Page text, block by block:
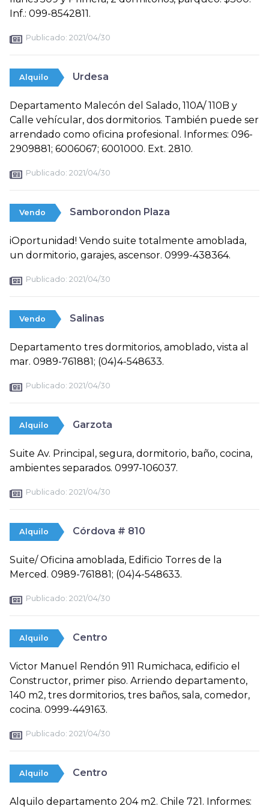
Inf.: 099-8542811.
Publicado: 2021/04/30
Alquilo Urdesa
Departamento Malecón del Salado, 110A/ 110B y
Calle vehícular, dos dormitorios. También puede ser
arrendado como oficina profesional. Informes: 096-
2909881; 6006067; 6001000. Ext. 2810.
Publicado: 2021/04/30
Vendo Samborondon Plaza
iOportunidad! Vendo suite totalmente amoblada,
un dormitorio, garajes, ascensor. 0999-438364.
Publicado: 2021/04/30
Vendo Salinas
Departamento tres dormitorios, amoblado, vista al
mar. 0989-761881; (04)4-548633.
Publicado: 2021/04/30
Alquilo Garzota
Suite Av. Principal, segura, dormitorio, baño, cocina,
ambientes separados. 0997-106037.
Publicado: 2021/04/30
Alquilo Córdova # 810
Suite/ Oficina amoblada, Edificio Torres de la
Merced. 0989-761881; (04)4-548633.
Publicado: 2021/04/30
Alquilo Centro
Victor Manuel Rendón 911 Rumichaca, edificio el
Constructor, primer piso. Arriendo departamento,
140 m2, tres dormitorios, tres baños, sala, comedor,
cocina. 0999-449163.
Publicado: 2021/04/30
Alquilo Centro
Alquilo departamento 204 m2. Chile 721. Informes: